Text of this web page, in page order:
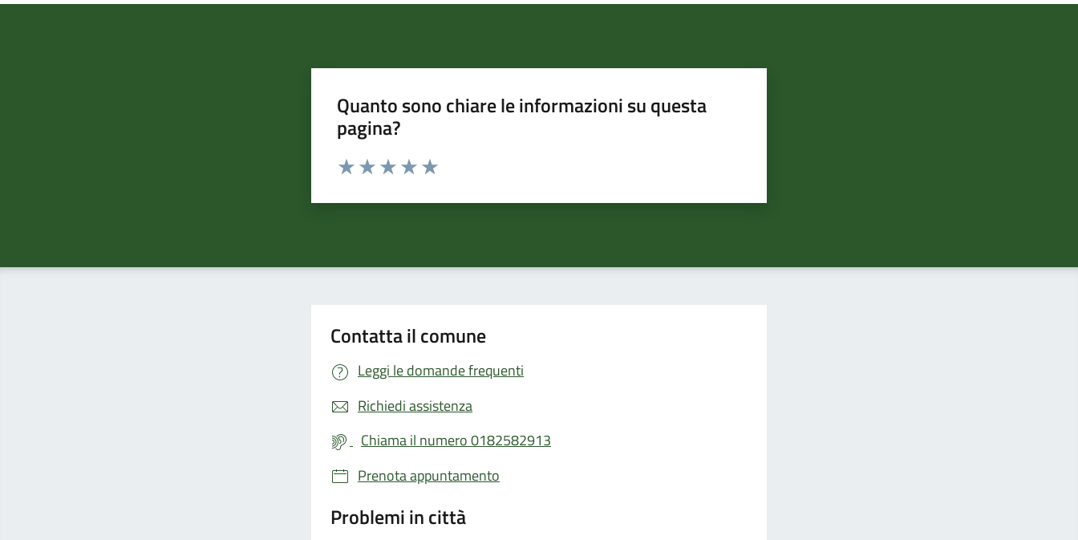
Quanto sono chiare le informazioni su questa
pagina?
Valuta da 1 a 5 stelle la pagina
Contatta il comune
Leggi le domande frequenti
Richiedi assistenza
Chiama il numero 0182582913
Prenota appuntamento
Problemi in città